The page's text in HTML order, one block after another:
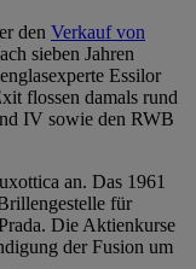
den Verkauf von
sieben Jahren
Essilor
flossen damals rund
IV sowie den RWB
an. Das 1961
für
Die Aktienkurse
der Fusion um